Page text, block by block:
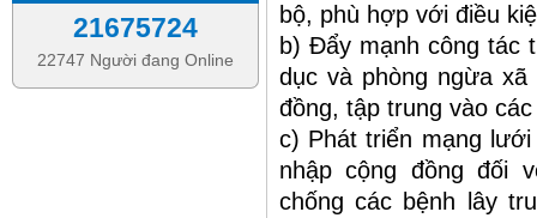
21675724
22747 Người đang Online
bộ, phù hợp với điều
b) Đẩy mạnh công tác
dục và phòng ngừa
đồng, tập trung vào
c) Phát triển mạng
nhập cộng đồng đối
chống các bệnh lây